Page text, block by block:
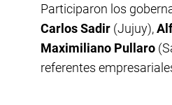
Participaron los
Carlos Sadir (Jujuy),
Maximiliano Pullaro
referentes